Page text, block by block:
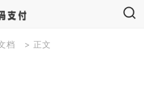
档 > 正文